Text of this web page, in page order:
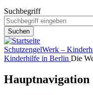
Suchbegriff
SchutzengelWerk –
Kinderhilfe in Berlin Die
Hauptnavigation